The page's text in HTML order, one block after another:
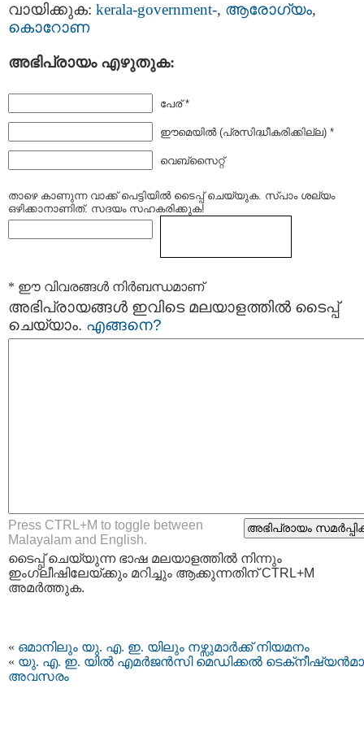
വായിക്കുക: kerala-government-, ആരോഗ്യം,
കൊറോണ
അഭിപ്രായം എഴുതുക:
പേര് *
ഈമെയില്‍ (പ്രസിദ്ധീകരിക്കില്ല) *
വെബ്സൈറ്റ്
താഴെ കാണുന്ന വാക്ക് പെട്ടിയില്‍ ടൈപ്പ്‌ ചെയ്യുക. സ്പാം ശല്യം
ഒഴിക്കാനാണിത്. സദയം സഹകരിക്കുക!
* ഈ വിവരങ്ങള്‍ നിര്‍ബന്ധമാണ്
അഭിപ്രായങ്ങള്‍ ഇവിടെ മലയാളത്തില്‍ ടൈപ്പ്
ചെയ്യാം. എങ്ങനെ?
Press CTRL+M to toggle between
Malayalam and English.
ടൈപ്പ്‌ ചെയ്യുന്ന ഭാഷ മലയാളത്തില്‍ നിന്നും
ഇംഗ്ലീഷിലേയ്ക്കും മറിച്ചും ആക്കുന്നതിന് CTRL+M
അമര്‍ത്തുക.
« ഒമാനിലും യു. എ. ഇ. യിലും നഴ്സുമാര്‍ക്ക് നിയമനം
« യു. എ. ഇ. യിൽ എമർജൻസി മെഡിക്കൽ
അവസരം